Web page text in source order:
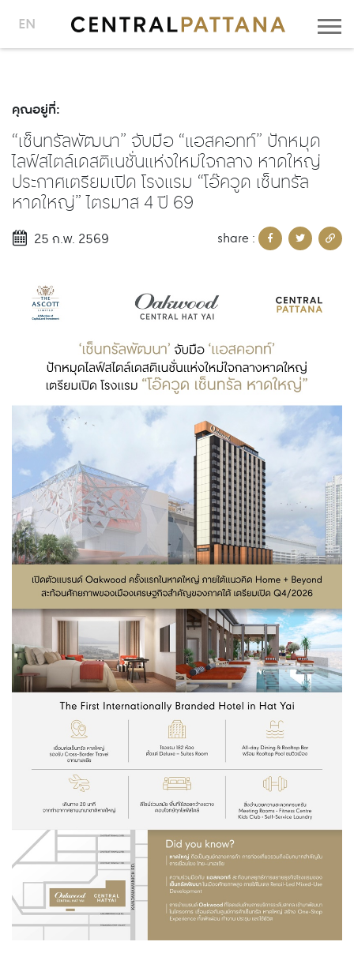
EN
คุณอยู่ที่:
“เซ็นทรัลพัฒนา” จับมือ “แอสคอทท์” ปักหมุด
ไลฟ์สไตล์เดสติเนชั่นแห่งใหม่ใจกลาง หาดใหญ่
ประกาศเตรียมเปิด โรงแรม “โอ๊ควูด เซ็นทรัล
หาดใหญ่” ไตรมาส 4 ปี 69
25 ก.พ. 2569 share :